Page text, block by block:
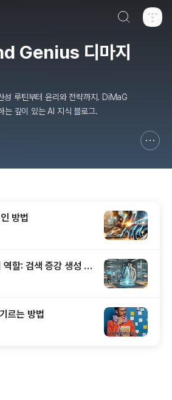
Genius 디마지
성 루틴부터 윤리와 전략까지. DiMaG
는 깊이 있는 AI 지식 블로그.
방법
할: 검색 증강 생성 기
르는 방법